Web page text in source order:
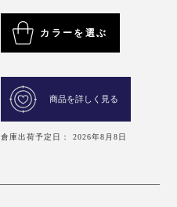
カラーを選ぶ
商品を詳しく見る
倉庫出荷予定日： 2026年8月8日